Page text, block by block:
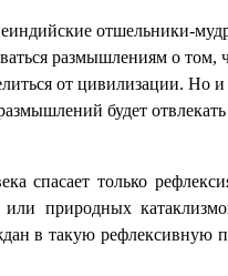
отшельники-
размышлениям о
от цивилизации. Но
будет
спасает только
природных
в такую